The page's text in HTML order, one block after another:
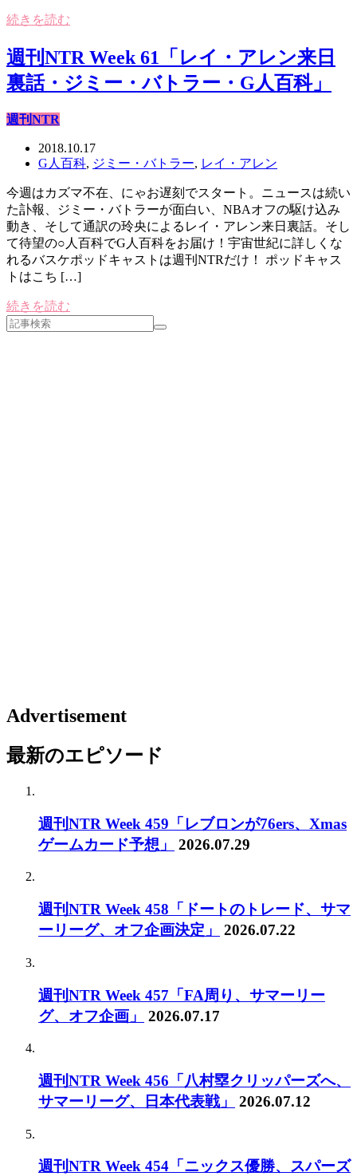
続きを読む
週刊NTR Week 61「レイ・アレン来日
裏話・ジミー・バトラー・G人百科」
週刊NTR
2018.10.17
G人百科, ジミー・バトラー, レイ・アレン
今週はカズマ不在、にゃお遅刻でスタート。ニュースは続い
た訃報、ジミー・バトラーが面白い、NBAオフの駆け込み
動き、そして通訳の玲央によるレイ・アレン来日裏話。そし
て待望の○人百科でG人百科をお届け！宇宙世紀に詳しくな
れるバスケポッドキャストは週刊NTRだけ！ ポッドキャス
トはこち […]
続きを読む
Advertisement
最新のエピソード
週刊NTR Week 459「レブロンが76ers、Xmas
ゲームカード予想」
2026.07.29
週刊NTR Week 458「ドートのトレード、サマ
ーリーグ、オフ企画決定」
2026.07.22
週刊NTR Week 457「FA周り、サマーリー
グ、オフ企画」
2026.07.17
週刊NTR Week 456「八村塁クリッパーズへ、
サマーリーグ、日本代表戦」
2026.07.12
週刊NTR Week 454「ニックス優勝、スパーズ